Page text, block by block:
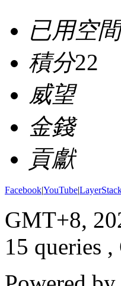
已用空間
積分22
威望
金錢
貢獻
Facebook|YouTube|
GMT+8,
15 queries